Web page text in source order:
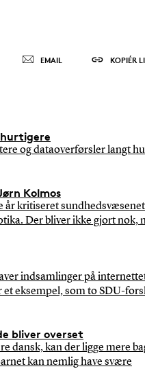
EMAIL KOPIÉR
og dataoverførsler langt
Kolmos
år kritiseret
Der bliver ikke gjort nok,
indsamlinger på
eksempel, som to SDU-
bliver overset
dansk, kan der ligge mere
kan nemlig have svære